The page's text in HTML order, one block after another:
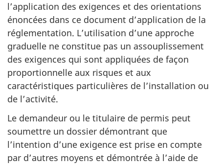
l’application des exigences et des orientations
énoncées dans ce document d’application de la
réglementation. L’utilisation d’une approche
graduelle ne constitue pas un assouplissement
des exigences qui sont appliquées de façon
proportionnelle aux risques et aux
caractéristiques particulières de l’installation ou
de l’activité.
Le demandeur ou le titulaire de permis peut
soumettre un dossier démontrant que
l’intention d’une exigence est prise en compte
par d’autres moyens et démontrée à l’aide de